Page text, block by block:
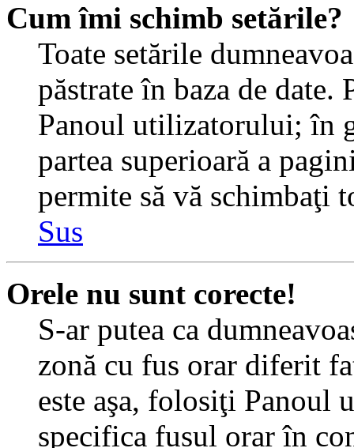
Cum îmi schimb setările?
Toate setările
păstrate în baza de
Panoul utilizatorului; în
partea superioară a
permite să vă schimbaţi
Sus
Orele nu sunt corecte!
S-ar putea ca
zonă cu fus orar diferit
este aşa, folosiţi Panoul
specifica fusul orar în